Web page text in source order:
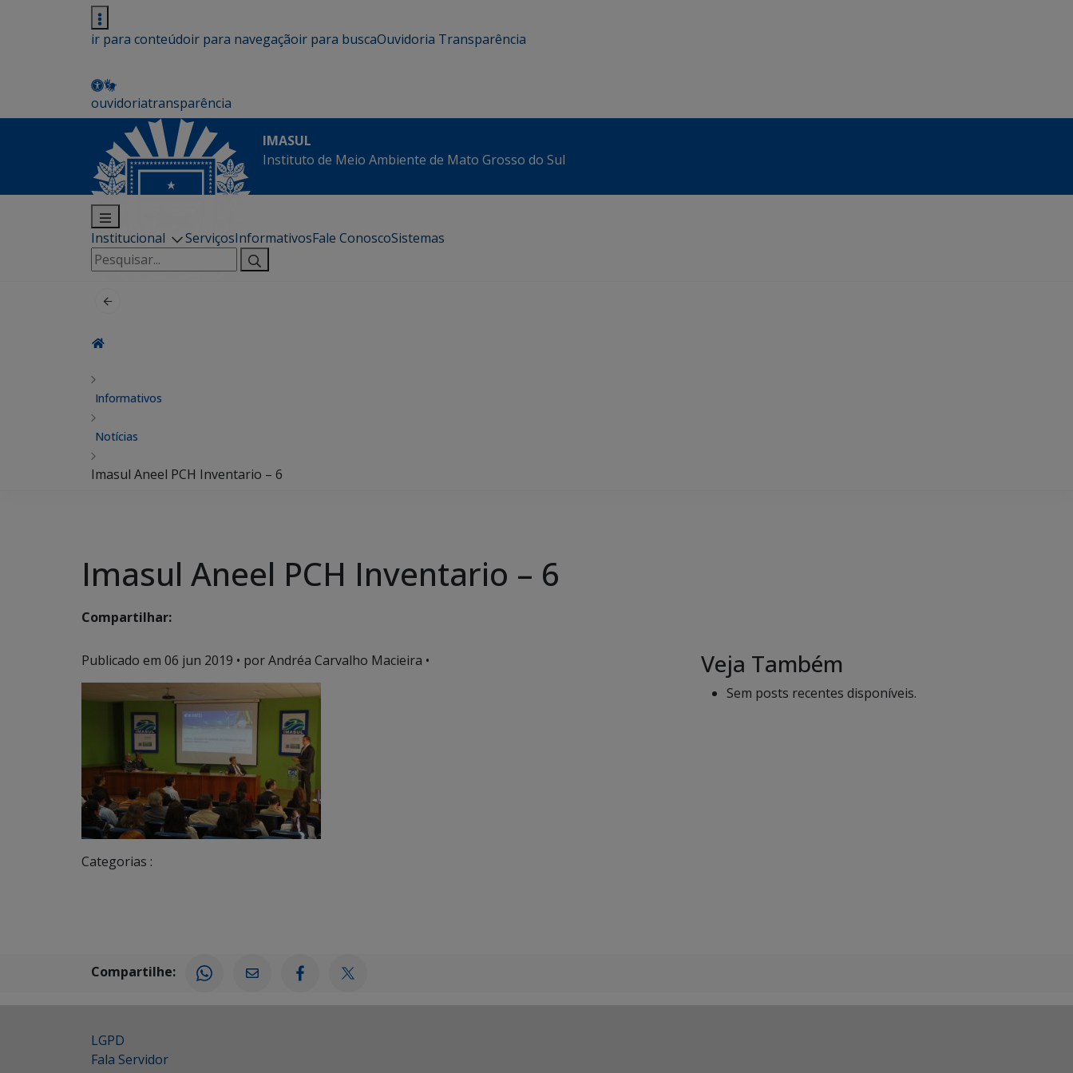
ir para conteúdoir para navegaçãoir para buscaOuvidoria Transparência
ouvidoriatransparência
IMASUL
Instituto de Meio Ambiente de Mato Grosso do Sul
Institucional ServiçosInformativosFale ConoscoSistemas
Pesquisar
por:
Informativos
Notícias
Imasul Aneel PCH Inventario – 6
Imasul Aneel PCH Inventario – 6
Compartilhar:
Publicado em 06 jun 2019 • por Andréa Carvalho Macieira •
Categorias :
Veja Também
Sem posts recentes disponíveis.
Compartilhe:
LGPD
Fala Servidor